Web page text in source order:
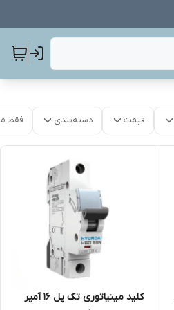
قیمت دسته‌بندی فقط
کلید مینیاتوری تک پل 16 آمپر